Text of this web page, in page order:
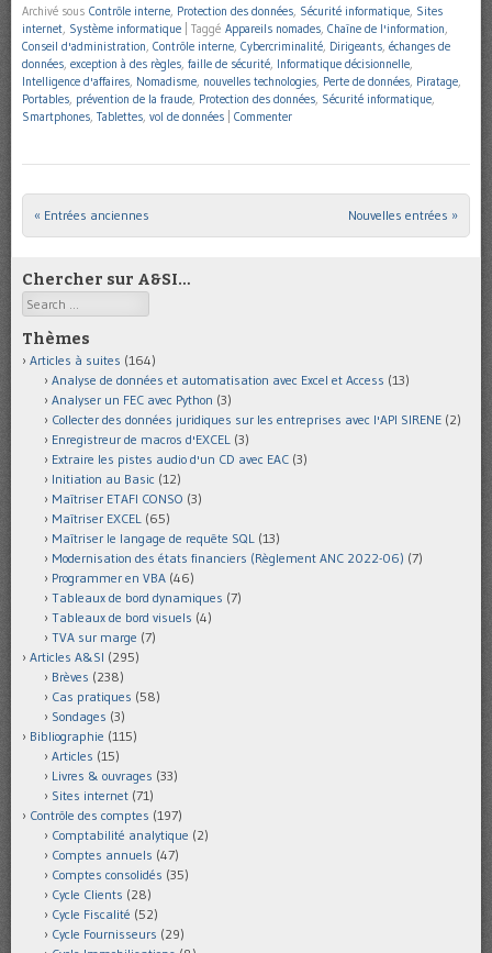
Archivé sous Contrôle interne, Protection des données, Sécurité informatique, Sites
internet, Système informatique Taggé Appareils nomades, Chaîne de l'information,
Conseil d'administration, Contrôle interne, Cybercriminalité, Dirigeants, échanges de
données, exception à des règles, faille de sécurité, Informatique décisionnelle,
Intelligence d'affaires, Nomadisme, nouvelles technologies, Perte de données, Piratage,
Portables, prévention de la fraude, Protection des données, Sécurité informatique,
Smartphones, Tablettes, vol de données Commenter
Post navigation
« Entrées anciennes Nouvelles entrées »
Chercher sur A&SI…
Search
Thèmes
Articles à suites (164)
Analyse de données et automatisation avec Excel et Access (13)
Analyser un FEC avec Python (3)
Collecter des données juridiques sur les entreprises avec l'API SIRENE (2)
Enregistreur de macros d'EXCEL (3)
Extraire les pistes audio d'un CD avec EAC (3)
Initiation au Basic (12)
Maîtriser ETAFI CONSO (3)
Maîtriser EXCEL (65)
Maîtriser le langage de requête SQL (13)
Modernisation des états financiers (Règlement ANC 2022-06) (7)
Programmer en VBA (46)
Tableaux de bord dynamiques (7)
Tableaux de bord visuels (4)
TVA sur marge (7)
Articles A&SI (295)
Brèves (238)
Cas pratiques (58)
Sondages (3)
Bibliographie (115)
Articles (15)
Livres & ouvrages (33)
Sites internet (71)
Contrôle des comptes (197)
Comptabilité analytique (2)
Comptes annuels (47)
Comptes consolidés (35)
Cycle Clients (28)
Cycle Fiscalité (52)
Cycle Fournisseurs (29)